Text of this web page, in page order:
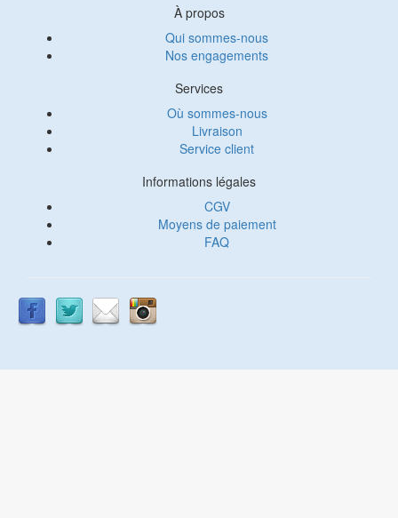
À propos
Qui sommes-nous
Nos engagements
Services
Où sommes-nous
Livraison
Service client
Informations légales
CGV
Moyens de paiement
FAQ